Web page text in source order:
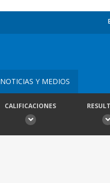
NOTICIAS Y MEDIOS
CALIFICACIONES